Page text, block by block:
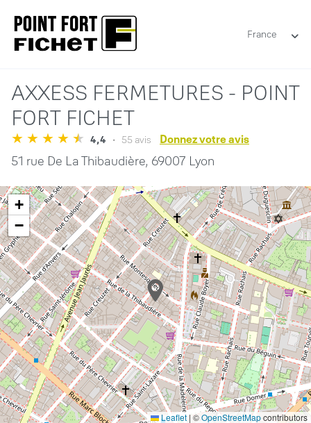
France
AXXESS FERMETURES - POINT
FORT FICHET
4,4 55 avis Donnez votre avis
51 rue De La Thibaudière, 69007 Lyon
+
−
Leaflet|©OpenStreetMapcontributors